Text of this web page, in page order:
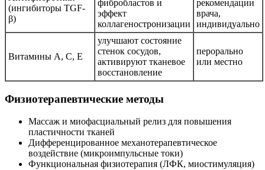
(ингибиторы TGF-
β)
фибробластов и
эффект
коллагеностронизации
рекомендации
врача,
индивидуально
Витамины A, C, Е
улучшают состояние
стенок сосудов,
активируют тканевое
восстановление
перорально
или местно
Физиотерапевтические методы
Массаж и миофасциальный релиз для повышения
пластичности тканей
Дифференцированное механотерапевтическое
воздействие (микроимпульсные токи)
Функциональная физиотерапия (ЛФК, миостимуляция)